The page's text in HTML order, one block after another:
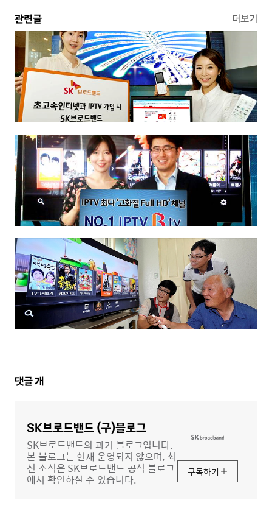
관련글 더보기
댓
댓글개
SK브로드밴드 (구)블로그
SK브로드밴드의 과거 블로그입니다.
본 블로그는 현재 운영되지 않으며, 최
신 소식은 SK브로드밴드 공식 블로그
에서 확인하실 수 있습니다.
구독하기